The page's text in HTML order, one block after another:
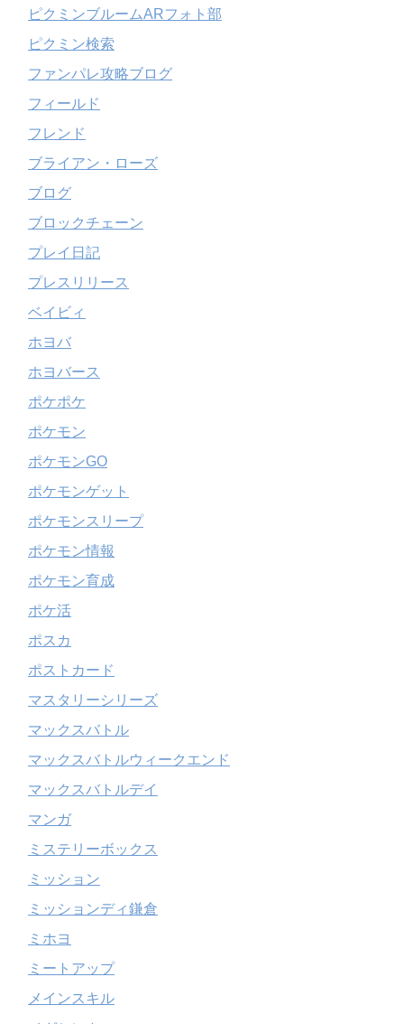
ピクミンブルームARフォト部
ピクミン検索
ファンパレ攻略ブログ
フィールド
フレンド
ブライアン・ローズ
ブログ
ブロックチェーン
プレイ日記
プレスリリース
ベイビィ
ホヨバ
ホヨバース
ポケポケ
ポケモン
ポケモンGO
ポケモンゲット
ポケモンスリープ
ポケモン情報
ポケモン育成
ポケ活
ポスカ
ポストカード
マスタリーシリーズ
マックスバトル
マックスバトルウィークエンド
マックスバトルデイ
マンガ
ミステリーボックス
ミッション
ミッションディ鎌倉
ミホヨ
ミートアップ
メインスキル